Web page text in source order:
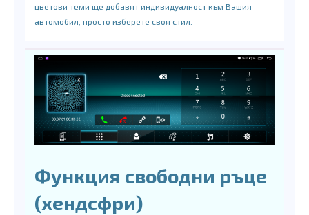
цветови теми ще добавят индивидуалност към Вашия
автомобил, просто изберете своя стил.
Функция свободни ръце
(хендсфри)